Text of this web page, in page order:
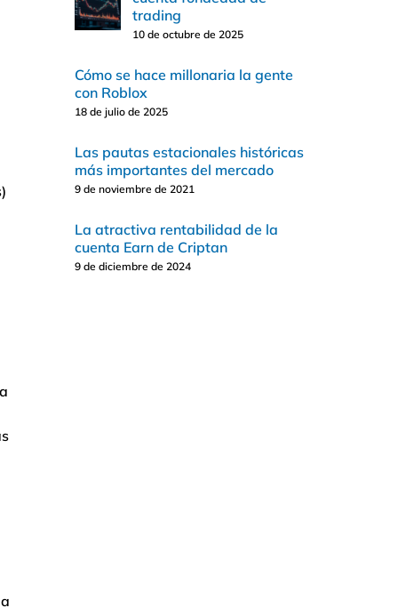
trading
10 de octubre de 2025
Cómo se hace millonaria la gente
con Roblox
18 de julio de 2025
Las pautas estacionales históricas
más importantes del mercado
9 de noviembre de 2021
La atractiva rentabilidad de la
cuenta Earn de Criptan
9 de diciembre de 2024